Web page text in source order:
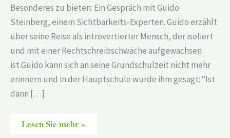
Besonderes zu bieten: Ein Gespräch mit Guido
Steinberg, einem Sichtbarkeits-Experten. Guido erzählt
über seine Reise als introvertierter Mensch, der isoliert
und mit einer Rechtschreibschwäche aufgewachsen
ist.Guido kann sich an seine Grundschulzeit nicht mehr
erinnern und in der Hauptschule wurde ihm gesagt: “Ist
dann […]
Lesen Sie mehr »